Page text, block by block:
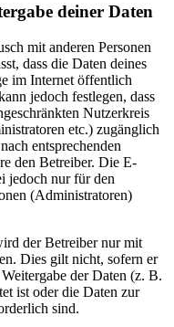
deiner Daten
mit anderen Personen
dass die Daten deines
im Internet öffentlich
jedoch festlegen, dass
Nutzerkreis
etc.) zugänglich
entsprechenden
den Betreiber. Die E-
jedoch nur für den
(Administratoren)
der Betreiber nur mit
Dies gilt nicht, sofern er
der Daten (z. B.
ist oder die Daten zur
sind.